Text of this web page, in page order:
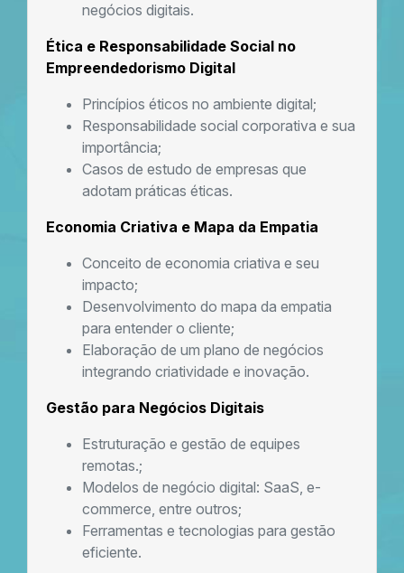
negócios digitais.
Ética e Responsabilidade Social no
Empreendedorismo Digital
Princípios éticos no ambiente digital;
Responsabilidade social corporativa e sua
importância;
Casos de estudo de empresas que
adotam práticas éticas.
Economia Criativa e Mapa da Empatia
Conceito de economia criativa e seu
impacto;
Desenvolvimento do mapa da empatia
para entender o cliente;
Elaboração de um plano de negócios
integrando criatividade e inovação.
Gestão para Negócios Digitais
Estruturação e gestão de equipes
remotas.;
Modelos de negócio digital: SaaS, e-
commerce, entre outros;
Ferramentas e tecnologias para gestão
eficiente.